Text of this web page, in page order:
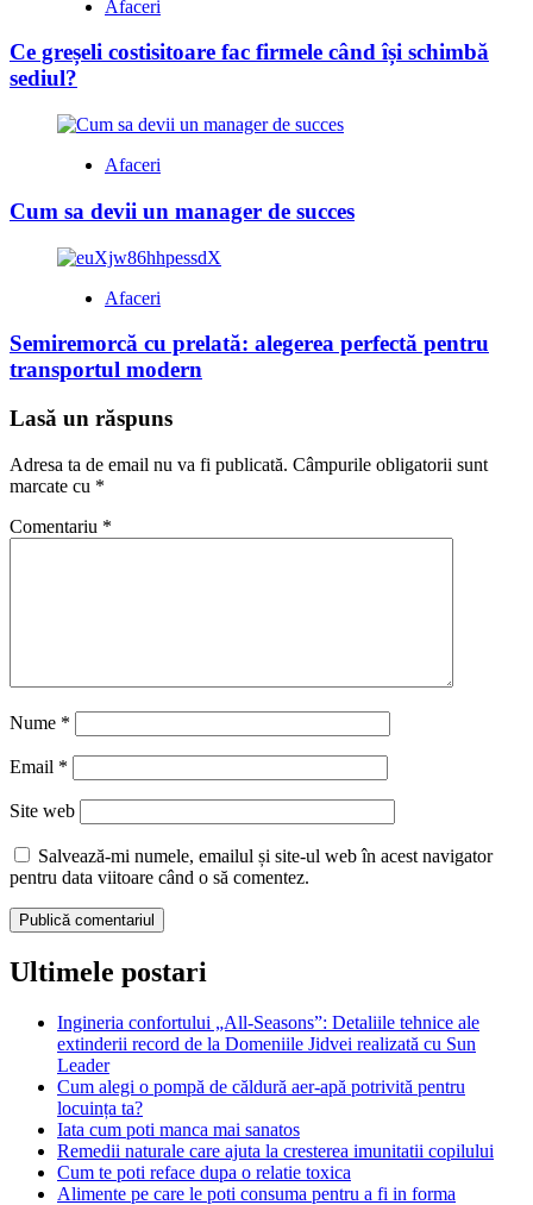
Afaceri
Ce greșeli costisitoare fac firmele când își schimbă
sediul?
Afaceri
Cum sa devii un manager de succes
Afaceri
Semiremorcă cu prelată: alegerea perfectă pentru
transportul modern
Lasă un răspuns
Adresa ta de email nu va fi publicată. Câmpurile obligatorii sunt
marcate cu *
Comentariu *
Nume *
Email *
Site web
Salvează-mi numele, emailul și site-ul web în acest navigator
pentru data viitoare când o să comentez.
Ultimele postari
Ingineria confortului „All-Seasons”: Detaliile tehnice ale
extinderii record de la Domeniile Jidvei realizată cu Sun
Leader
Cum alegi o pompă de căldură aer-apă potrivită pentru
locuința ta?
Iata cum poti manca mai sanatos
Remedii naturale care ajuta la cresterea imunitatii copilului
Cum te poti reface dupa o relatie toxica
Alimente pe care le poti consuma pentru a fi in forma